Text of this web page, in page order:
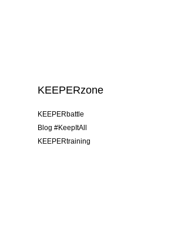
KEEPERzone
KEEPERbattle
Blog #KeepItAll
KEEPERtraining